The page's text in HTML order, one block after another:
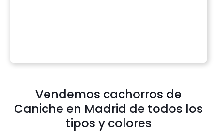
Vendemos cachorros de
Caniche en Madrid de todos los
tipos y colores